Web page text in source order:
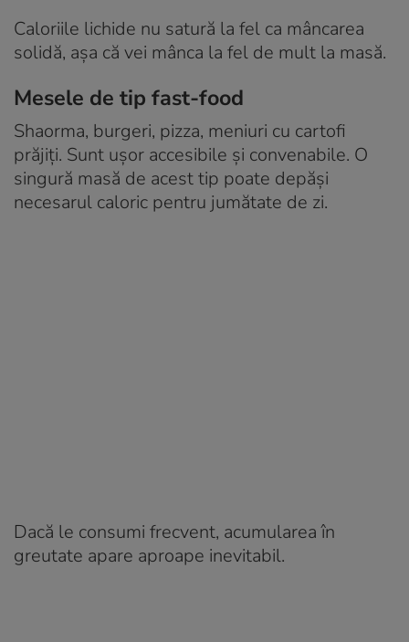
Caloriile lichide nu satură la fel ca mâncarea
solidă, așa că vei mânca la fel de mult la masă.
Mesele de tip fast-food
Shaorma, burgeri, pizza, meniuri cu cartofi
prăjiți. Sunt ușor accesibile și convenabile. O
singură masă de acest tip poate depăși
necesarul caloric pentru jumătate de zi.
Dacă le consumi frecvent, acumularea în
greutate apare aproape inevitabil.